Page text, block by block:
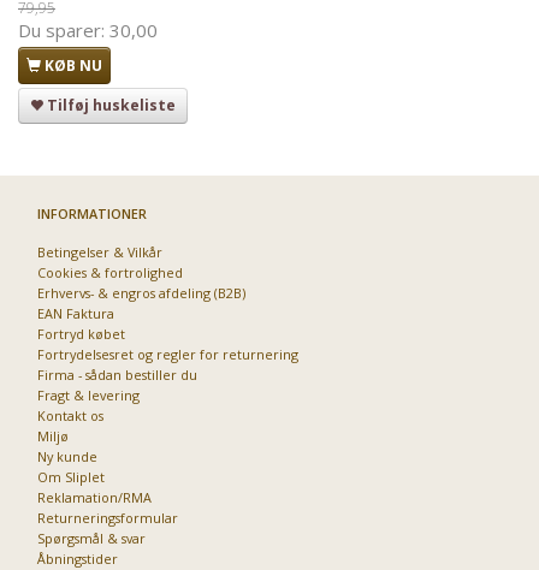
79,95
Du sparer: 30,00
KØB NU
Tilføj huskeliste
INFORMATIONER
Betingelser & Vilkår
Cookies & fortrolighed
Erhvervs- & engros afdeling (B2B)
EAN Faktura
Fortryd købet
Fortrydelsesret og regler for returnering
Firma - sådan bestiller du
Fragt & levering
Kontakt os
Miljø
Ny kunde
Om Sliplet
Reklamation/RMA
Returneringsformular
Spørgsmål & svar
Åbningstider